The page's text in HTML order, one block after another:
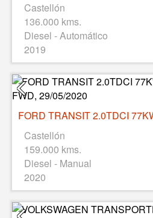
Castellón
136.000 kms.
Diesel - Automático
2019
Castellón
159.000 kms.
Diesel - Manual
2020